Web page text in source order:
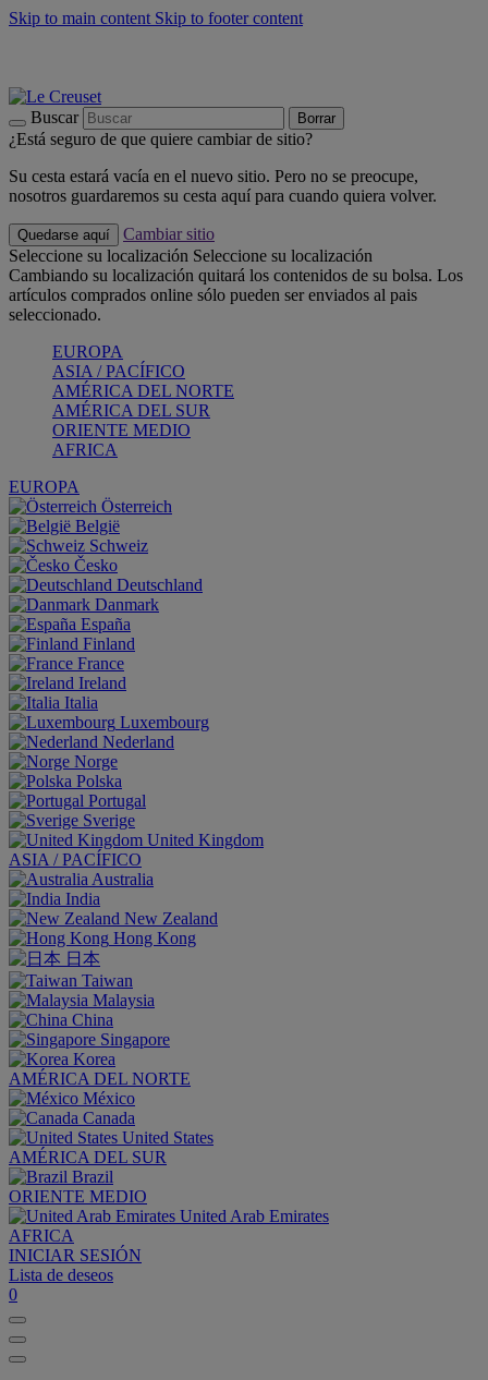
Skip to main content Skip to footer content
Buscar Borrar
¿Está seguro de que quiere cambiar de sitio?
Su cesta estará vacía en el nuevo sitio. Pero no se preocupe,
nosotros guardaremos su cesta aquí para cuando quiera volver.
Quedarse aquí
Cambiar sitio
Seleccione su localización Seleccione su localización
Cambiando su localización quitará los contenidos de su bolsa. Los
artículos comprados online sólo pueden ser enviados al pais
seleccionado.
EUROPA
ASIA / PACÍFICO
AMÉRICA DEL NORTE
AMÉRICA DEL SUR
ORIENTE MEDIO
AFRICA
EUROPA
Österreich
België
Schweiz
Česko
Deutschland
Danmark
España
Finland
France
Ireland
Italia
Luxembourg
Nederland
Norge
Polska
Portugal
Sverige
United Kingdom
ASIA / PACÍFICO
Australia
India
New Zealand
Hong Kong
日本
Taiwan
Malaysia
China
Singapore
Korea
AMÉRICA DEL NORTE
México
Canada
United States
AMÉRICA DEL SUR
Brazil
ORIENTE MEDIO
United Arab Emirates
AFRICA
INICIAR SESIÓN
Lista de deseos
0